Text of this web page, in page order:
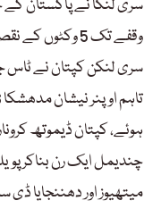
سری لنکا نے پاکستان
سری لنکن کپتان نے ٹاس
چندیمل ایک رن بناکر